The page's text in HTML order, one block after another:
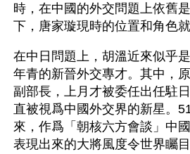
時，在中國的外交問題上依舊
下，唐家璇現時的位置和角色
在中日問題上，胡溫近來似乎
年青的新晉外交專才。其中，
副部長，上月才被委任出任駐
直被視爲中國外交界的新星。
來，作爲「朝核六方會談」中
表現出來的大將風度令世界矚